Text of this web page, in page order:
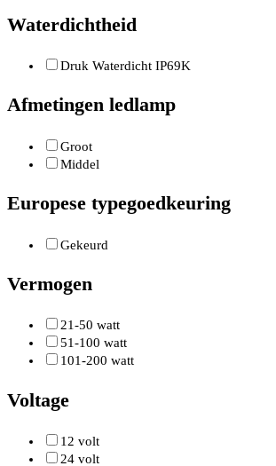
Waterdichtheid
Druk Waterdicht IP69K
Afmetingen ledlamp
Groot
Middel
Europese typegoedkeuring
Gekeurd
Vermogen
21-50 watt
51-100 watt
101-200 watt
Voltage
12 volt
24 volt